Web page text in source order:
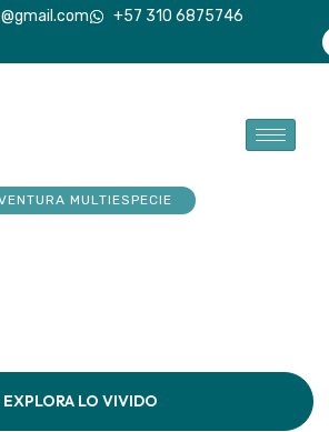
+57 310 6875746
MULTIESPECIE
EXPLORA LO VIVIDO